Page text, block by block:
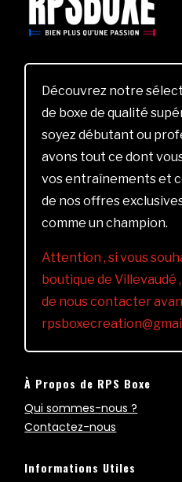
Découvrez notre
de boxe de qualité
soyez débutant ou
avons tout ce dont
vos entraînements et
de nos offres
comme un champion.
Attention , si vous
boutique de Villevaudé
de nous contacter
À Propos de RPS Boxe
Qui sommes-nous ?
Contactez-nous
Informations Utiles